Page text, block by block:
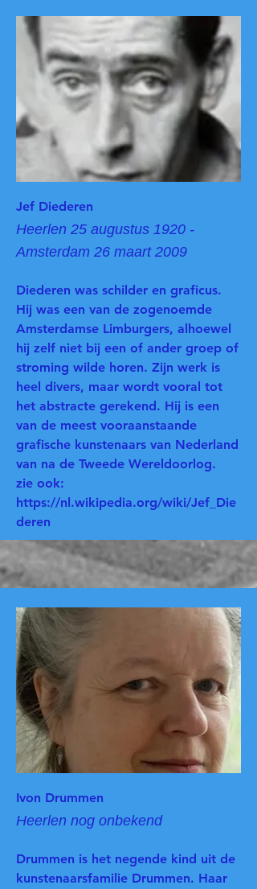
Jef Diederen
Heerlen 25 augustus 1920 -
Amsterdam 26 maart 2009
Diederen was schilder en graficus.
Hij was een van de zogenoemde
Amsterdamse Limburgers, alhoewel
hij zelf niet bij een of ander groep of
stroming wilde horen. Zijn werk is
heel divers, maar wordt vooral tot
het abstracte gerekend. Hij is een
van de meest vooraanstaande
grafische kunstenaars van Nederland
van na de Tweede Wereldoorlog.
zie ook:
https://nl.wikipedia.org/wiki/Jef_Die
deren
Ivon Drummen
Heerlen nog onbekend
Drummen is het negende kind uit de
kunstenaarsfamilie Drummen. Haar